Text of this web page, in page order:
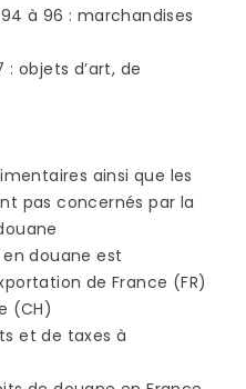
à 96 : marchandises
objets d’art, de
ainsi que les
pas concernés par la
douane est
de France (FR)
(CH)
et de taxes à